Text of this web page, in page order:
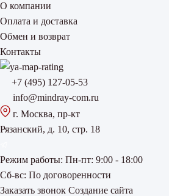
О компании
Оплата и доставка
Обмен и возврат
Контакты
+7 (495) 127-05-53
info@mindray-com.ru
г. Москва, пр-кт
Рязанский, д. 10, стр. 18
Режим работы: Пн-пт: 9:00 - 18:00
Сб-вс: По договоренности
Заказать звонок Создание сайта